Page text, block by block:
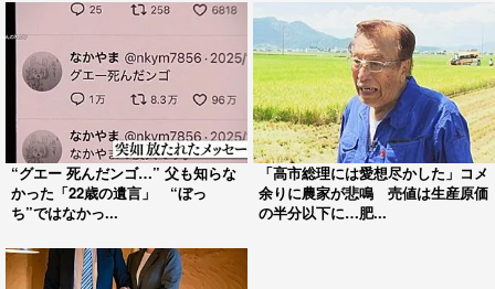
“グエー 死んだンゴ…” 父も知らな
かった「22歳の遺言」 “ぼっ
ち”ではなかっ...
「高市総理には愛想尽かした」コメ
余りに農家が悲鳴 売値は生産原価
の半分以下に…肥...